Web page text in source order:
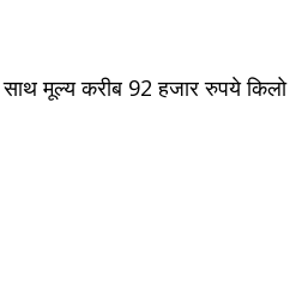
मूल्य करीब 92 हजार रुपये किलो